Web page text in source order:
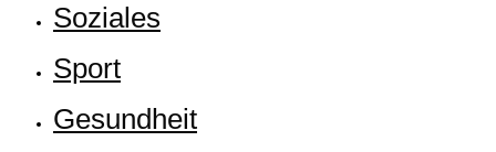
Sozia­les
Sport
Gesund­heit